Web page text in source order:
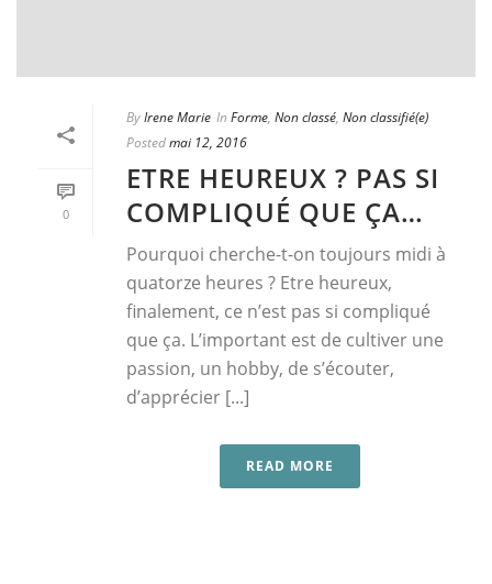
0
ByIrene Marie In Forme, Non classé, Non classifié(e)
Postedmai 12, 2016
ETRE HEUREUX ? PAS SI
COMPLIQUÉ QUE ÇA…
Pourquoi cherche-t-on toujours midi à
quatorze heures ? Etre heureux,
finalement, ce n’est pas si compliqué
que ça. L’important est de cultiver une
passion, un hobby, de s’écouter,
d’apprécier [...]
READ MORE